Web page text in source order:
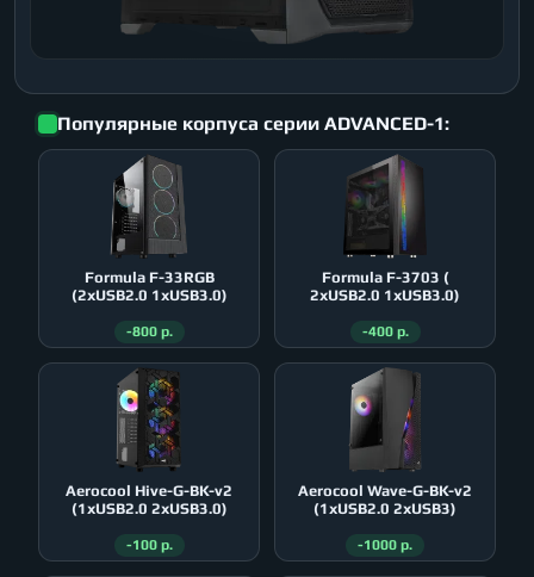
Популярные корпуса серии ADVANCED-1:
Formula F-33RGB
(2xUSB2.0 1xUSB3.0)
-800 р.
Formula F-3703 (
2xUSB2.0 1xUSB3.0)
-400 р.
Aerocool Hive-G-BK-v2
(1xUSB2.0 2xUSB3.0)
-100 р.
Aerocool Wave-G-BK-v2
(1xUSB2.0 2xUSB3)
-1000 р.